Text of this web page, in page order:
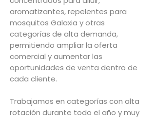
aromatizantes, repelentes para
mosquitos Galaxia y otras
categorías de alta demanda,
permitiendo ampliar la oferta
comercial y aumentar las
oportunidades de venta dentro de
cada cliente.
Trabajamos en categorías con alta
rotación durante todo el año y muy